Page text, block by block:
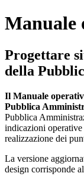
Manuale
Progettare
della
Il Manuale
Pubblica
Pubblica
indicazioni operative
realizzazione dei
La versione
design corrisponde